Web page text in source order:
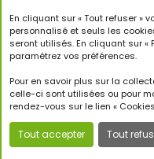
En cliquant sur « Tout refuser »
personnalisé et seuls les
seront utilisés. En cliquant sur «
paramétrez vos préférences.
Pour en savoir plus sur la
celle-ci sont utilisées ou pour
rendez-vous sur le lien «
Tout accepter Tout
Copyright © 2026 Un Toit
réservés.